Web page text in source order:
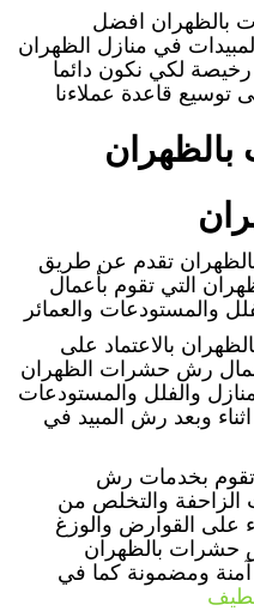
بالظهران افضل
في منازل الظهران
رخيصة لكي نكون دائما
قاعدة عملاءنا
تقدم عن طريق
التي تقوم بأعمال
والمستودعات والعمائر
بالاعتماد على
رش حشرات الظهران
والفلل والمستودعات
وبعد رش المبيد في
بخدمات رش
الزاحفة والتخلص من
على القوارض والوزغ
بالظهران
ومضمونة كما في